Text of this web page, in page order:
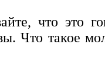
что это
Что такое